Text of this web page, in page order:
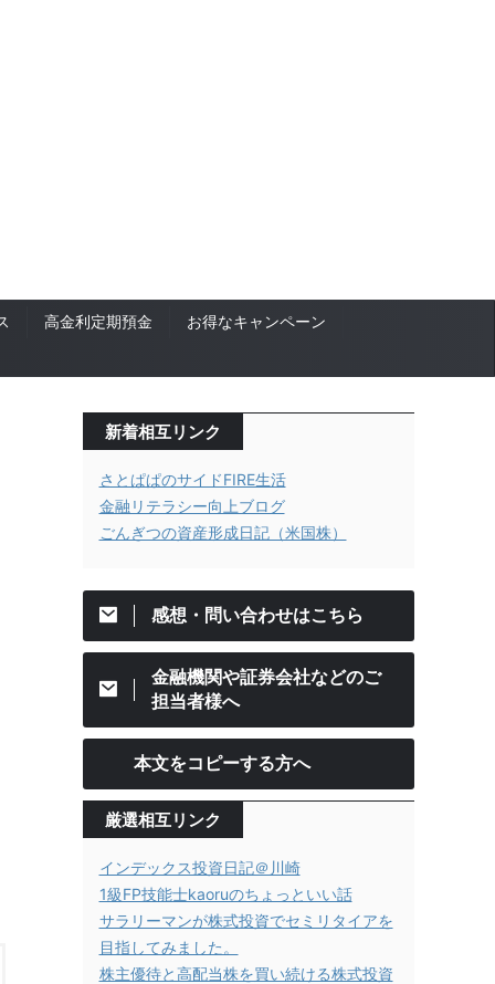
高金利定期預金 お得なキャンペーン
新着相互リンク
さとぱぱのサイドFIRE生活
金融リテラシー向上ブログ
ごんぎつの資産形成日記（米国株）
感想・問い合わせはこちら
金融機関や証券会社などのご
担当者様へ
本文をコピーする方へ
厳選相互リンク
インデックス投資日記＠川崎
1級FP技能士kaoruのちょっといい話
サラリーマンが株式投資でセミリタイアを
目指してみました。
株主優待と高配当株を買い続ける株式投資